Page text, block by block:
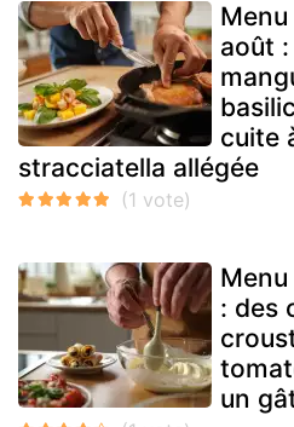
août
cuite
stracciatella allégée
: des
un